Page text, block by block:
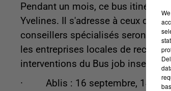
Pendant un mois, ce bus itinérant
Yvelines. Il s'adresse à ceux qui
conseillers spécialisés seront
les entreprises locales de
interventions du Bus job insertion
· Ablis : 16 septembre, 14